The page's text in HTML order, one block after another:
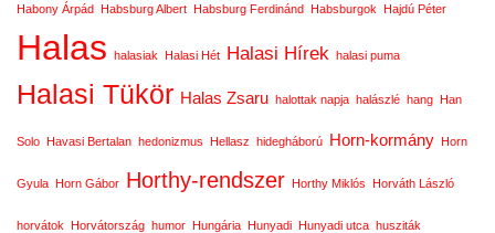
Habony Árpád Habsburg Albert Habsburg Ferdinánd Habsburgok Hajdú Péter
Halas halasiak Halasi Hét Halasi Hírek halasi puma
Halasi Tükör Halas Zsaru halottak napja halászlé hang Han
Solo Havasi Bertalan hedonizmus Hellasz hidegháború Horn-kormány Horn
Gyula Horn Gábor Horthy-rendszer Horthy Miklós Horváth László
horvátok Horvátország humor Hungária Hunyadi Hunyadi utca husziták